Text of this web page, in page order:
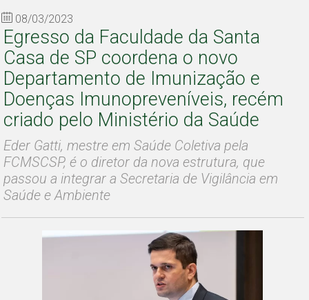
08/03/2023
Egresso da Faculdade da Santa
Casa de SP coordena o novo
Departamento de Imunização e
Doenças Imunopreveníveis, recém
criado pelo Ministério da Saúde
Eder Gatti, mestre em Saúde Coletiva pela
FCMSCSP, é o diretor da nova estrutura, que
passou a integrar a Secretaria de Vigilância em
Saúde e Ambiente